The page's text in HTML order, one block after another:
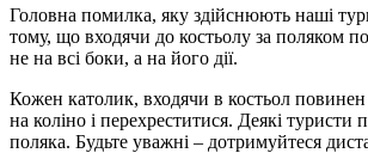
Головна помилка, яку здійснюють наші
тому, що входячи до костьолу за поляком
не на всі боки, а на його дії.
Кожен католик, входячи в костьол
на коліно і перехреститися. Деякі туристи
поляка. Будьте уважні – дотримуйтеся